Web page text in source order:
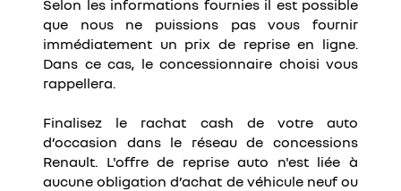
​Selon les informations fournies il est possible
que nous ne puissions pas vous fournir
immédiatement un prix de reprise en ligne.
Dans ce cas, le concessionnaire choisi vous
rappellera.​​
Finalisez le rachat cash de votre auto
d’occasion dans le réseau de concessions
Renault. L'offre de reprise auto n'est liée à
aucune obligation d’achat de véhicule neuf ou